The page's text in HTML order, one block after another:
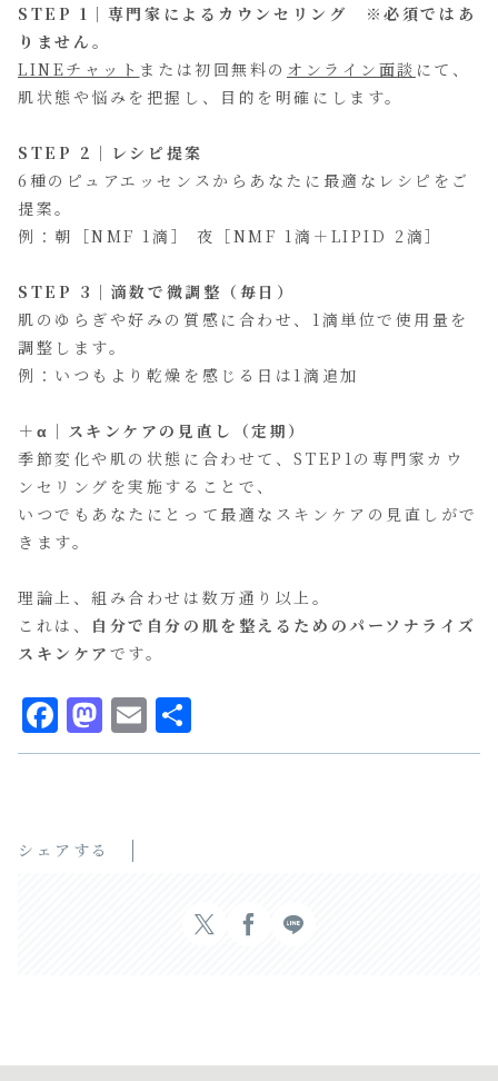
STEP 1｜専門家によるカウンセリング ※必須ではあ
りません。
LINEチャット または初回無料の オンライン面談 にて、
肌状態や悩みを把握し、目的を明確にします。
STEP 2｜レシピ提案
6種のピュアエッセンスからあなたに最適なレシピをご
提案。
例：朝［NMF 1滴］ 夜［NMF 1滴＋LIPID 2滴］
STEP 3｜滴数で微調整（毎日）
肌のゆらぎや好みの質感に合わせ、1滴単位で使用量を
調整します。
例：いつもより乾燥を感じる日は1滴追加
＋α｜スキンケアの見直し（定期）
季節変化や肌の状態に合わせて、STEP1の専門家カウ
ンセリングを実施することで、
いつでもあなたにとって最適なスキンケアの見直しがで
きます。
理論上、組み合わせは数万通り以上。
これは、 自分で自分の肌を整えるためのパーソナライズ
スキンケア です。
F
a
b
M
a
o
E
m有
シェアする